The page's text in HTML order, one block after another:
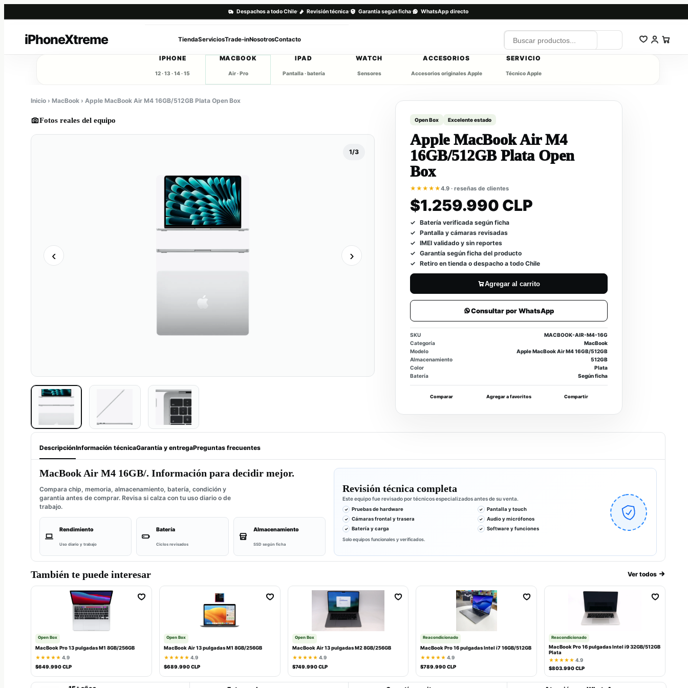
Despachos a todo Chile· Revisión técnica· Garantía según ficha· WhatsApp directo
TiendaServiciosTrade-inNosotrosContacto
IPHONE
12 · 13 · 14 · 15
MACBOOK
Air · Pro
IPAD
Pantalla · batería
WATCH
Sensores
ACCESORIOS
Accesorios originales Apple
SERVICIO
Técnico Apple
Inicio › MacBook › Apple MacBook Air M4 16GB/512GB Plata Open Box
Fotos reales del equipo
‹ ›
1/3
Open Box Excelente estado
Apple MacBook Air M4
16GB/512GB Plata Open
Box
★★★★★4.9 · reseñas de clientes
$1.259.990 CLP
Batería verificada según ficha
Pantalla y cámaras revisadas
IMEI validado y sin reportes
Garantía según ficha del producto
Retiro en tienda o despacho a todo Chile
Agregar al carrito
Consultar por WhatsApp
SKU
MACBOOK-AIR-M4-16G
Categoría
MacBook
Modelo
Apple MacBook Air M4 16GB/512GB
Almacenamiento
512GB
Color
Plata
Batería
Según ficha
Comparar Agregar a favoritos Compartir
DescripciónInformación técnicaGarantía y entregaPreguntas frecuentes
MacBook Air M4 16GB/. Información para decidir mejor.
Compara chip, memoria, almacenamiento, batería, condición y
garantía antes de comprar. Revisa si calza con tu uso diario o de
trabajo.
Rendimiento
Uso diario y trabajo
Batería
Ciclos revisados
Almacenamiento
SSD según ficha
Revisión técnica completa
Este equipo fue revisado por técnicos especializados antes de su venta.
Pruebas de hardware
Pantalla y touch
Cámaras frontal y trasera
Audio y micrófonos
Batería y carga
Software y funciones
Solo equipos funcionales y verificados.
También te puede interesar Ver todos
Open Box
MacBook Pro 13 pulgadas M1 8GB/256GB
★★★★★ 4.9
$649.990 CLP
Open Box
MacBook Air 13 pulgadas M1 8GB/256GB
★★★★★ 4.9
$689.990 CLP
Open Box
MacBook Air 13 pulgadas M2 8GB/256GB
★★★★★ 4.9
$749.990 CLP
Reacondicionado
MacBook Pro 16 pulgadas Intel i7 16GB/512GB
★★★★★ 4.9
$789.990 CLP
Reacondicionado
MacBook Pro 16 pulgadas Intel i9 32GB/512GB
Plata
★★★★★ 4.9
$803.990 CLP